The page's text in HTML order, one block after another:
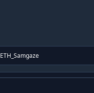
R
a
c
ETH_Samgaze